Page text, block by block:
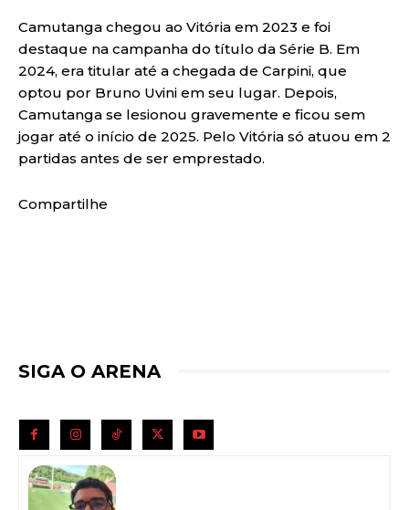
Camutanga chegou ao Vitória em 2023 e foi
destaque na campanha do título da Série B. Em
2024, era titular até a chegada de Carpini, que
optou por Bruno Uvini em seu lugar. Depois,
Camutanga se lesionou gravemente e ficou sem
jogar até o início de 2025. Pelo Vitória só atuou em 2
partidas antes de ser emprestado.
Compartilhe
SIGA O ARENA